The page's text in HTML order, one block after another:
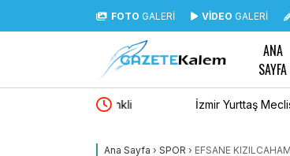
FOTO GALERİ VİDEO GALERİ
ANA
SAYFA
İzmir Yurttaş Meclisi 15 ilçeye
Ana Sayfa › SPOR › EFSANE